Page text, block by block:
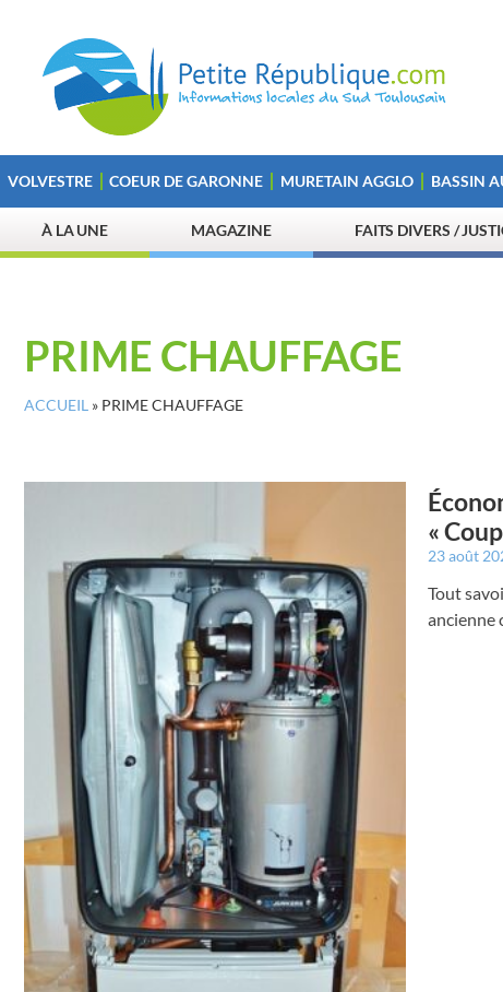
VOLVESTRE COEUR DE GARONNE MURETAIN AGGLO BASSIN
À LA UNE MAGAZINE FAITS DIVERS /
PRIME CHAUFFAGE
ACCUEIL » PRIME CHAUFFAGE
«
23 août
Tout
ancienne